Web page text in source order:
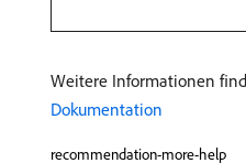
Weitere Informationen
Dokumentation
recommendation-more-help